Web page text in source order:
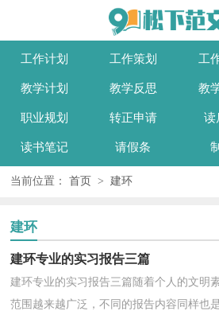
工作计划 工作策划 工
教学计划 教学反思 教
职业规划 转正申请 读
读书笔记 请假条
当前位置： 首页 > 建环
建环
建环专业的实习报告三篇
建环专业的实习报告三篇随着个人的文明
范围越来越广泛，不同的报告内容同样也